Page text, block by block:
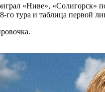
«Ниве», «Солигорск»
го тура и таблица первой